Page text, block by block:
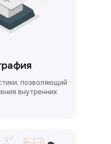
позволяющий
внутренних